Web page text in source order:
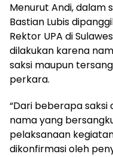
Menurut Andi, dalam
Bastian Lubis
Rektor UPA di
dilakukan karena
saksi maupun
perkara.
“Dari beberapa
nama yang
pelaksanaan
dikonfirmasi oleh